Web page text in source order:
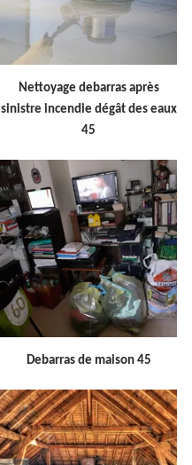
Nettoyage debarras après
sinistre incendie dégât des eaux
45
Debarras de maison 45